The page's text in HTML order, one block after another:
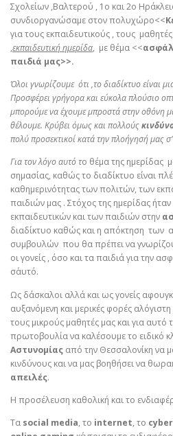
Σχολείων ,Βαλτερού , 1ο και 2ο
συνδιοργανώσαμε στον πολυχώρο<<
για τους εκπαιδευτικούς , τους μαθητές
,εκπαιδευτική ημερίδα, με θέμα <<
παιδιά μας>>.
Όλοι γνωρίζουμε ότι ,το διαδίκτυο είναι
Προσφέρει γρήγορα και εύκολα πλούσιο
μπορούμε να έχουμε μπροστά στην οθόνη
θέλουμε. Κρύβει όμως και πολλούς
πολύ προσεκτικοί κατά την πλοήγησή μας
Για τον λόγο αυτό το θέμα της ημερίδας
σημασίας, καθώς το διαδίκτυο είναι
καθημερινότητας των πολιτών, των
παιδιών μας . Στόχος της ημερίδας
εκπαιδευτικών και των παιδιών στην
διαδίκτυο καθώς και η απόκτηση των
συμβουλών που θα πρέπει να
οι γονείς , όσο και τα παιδιά για την
σ΄αυτό.
Ως δάσκαλοι αλλά και ως γονείς
αυξανόμενη και μερικές φορές
τους μικρούς μαθητές μας και για αυτό
πρωτοβουλία να καλέσουμε το ειδικό
Αστυνομίας από την Θεσσαλονίκη να
κινδύνους και να μας βοηθήσει να
απειλές.
Η προσέλευση καθολική και το
Τα social media, το internet, το